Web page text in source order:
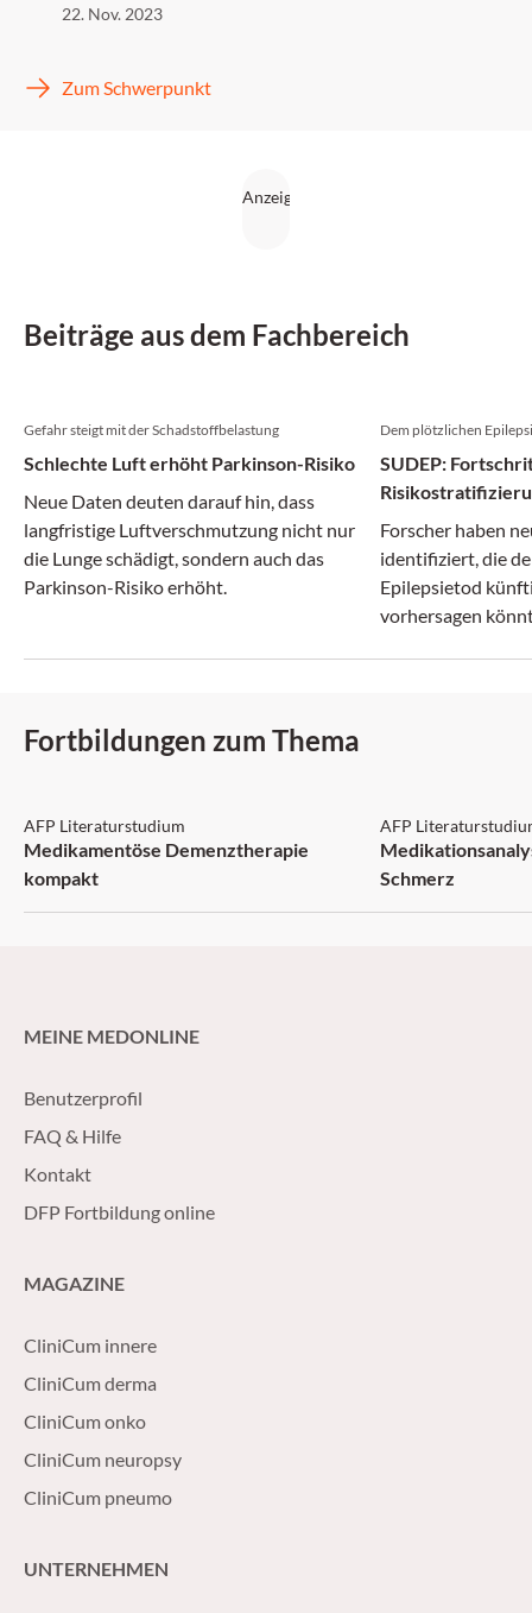
22. Nov. 2023
Zum Schwerpunkt
Beiträge aus dem Fachbereich
Gefahr steigt mit der Schadstoffbelastung
Schlechte Luft erhöht Parkinson-Risiko
Neue Daten deuten darauf hin, dass
langfristige Luftverschmutzung nicht nur
die Lunge schädigt, sondern auch das
Parkinson-Risiko erhöht.
Dem plötzlichen
SUDEP:
Forscher haben
identifiziert, die
Epilepsietod
vorhersagen
Fortbildungen zum Thema
AFP Literaturstudium
Medikamentöse Demenztherapie
kompakt
AFP
Schmerz
MEINE MEDONLINE
Benutzerprofil
FAQ & Hilfe
Kontakt
DFP Fortbildung online
MAGAZINE
CliniCum innere
CliniCum derma
CliniCum onko
CliniCum neuropsy
CliniCum pneumo
UNTERNEHMEN